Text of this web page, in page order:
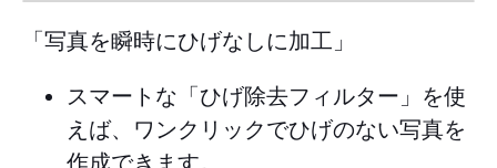
「写真を瞬時にひげなしに加工」
スマートな「ひげ除去フィルター」を使
えば、ワンクリックでひげのない写真を
作成できます。